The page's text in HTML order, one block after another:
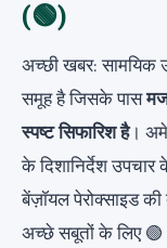
(🟢)
अच्छी खबर: सामयिक
समूह है जिसके पास
स्पष्ट सिफारिश है।
के दिशानिर्देश
बेंज़ॉयल पेरोक्साइड
अच्छे सबूतों के लिए 🟢